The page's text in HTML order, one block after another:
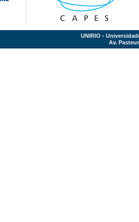
UNIRIO -
Av.